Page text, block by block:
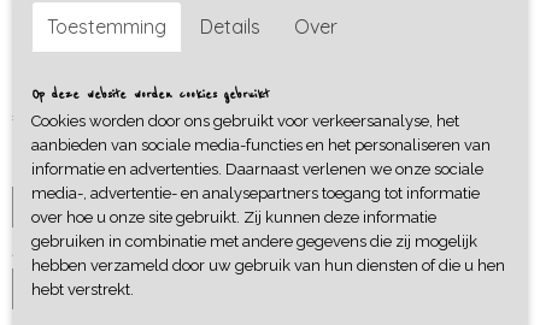
Kom je thuis, klein kuiken?
€ 11,99
Cadeaupapier
Aantal
Toestemming Details Over
Op deze website worden cookies gebruikt
Cookies worden door ons gebruikt voor verkeersanalyse, het
aanbieden van sociale media-functies en het personaliseren van
informatie en advertenties. Daarnaast verlenen we onze sociale
media-, advertentie- en analysepartners toegang tot informatie
over hoe u onze site gebruikt. Zij kunnen deze informatie
gebruiken in combinatie met andere gegevens die zij mogelijk
hebben verzameld door uw gebruik van hun diensten of die u hen
hebt verstrekt.